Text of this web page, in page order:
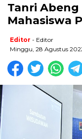
Tanri Abeng
Mahasiswa
Editor - Editor
Minggu, 28 Agustus